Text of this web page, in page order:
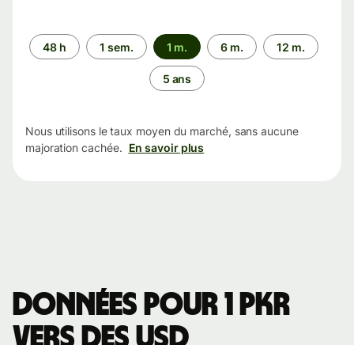
Période
48 h 1 sem. 1 m. 6 m. 12 m.
5 ans
Nous utilisons le taux moyen du marché, sans aucune
majoration cachée. En savoir plus
Données pour 1 PKR